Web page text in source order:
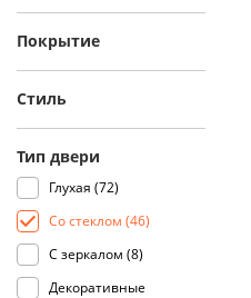
Покрытие
Стиль
Тип двери
Глухая (72)
Со стеклом (46)
С зеркалом (8)
Декоративные